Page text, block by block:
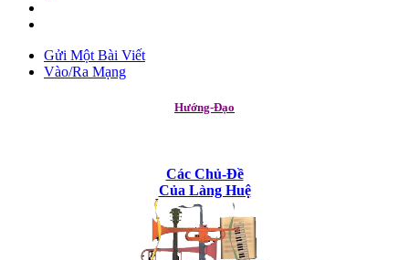
Gửi Một Bài Viết
Vào/Ra Mạng
Hướng-Đạo
Các Chủ-Đề
Của Làng Huệ